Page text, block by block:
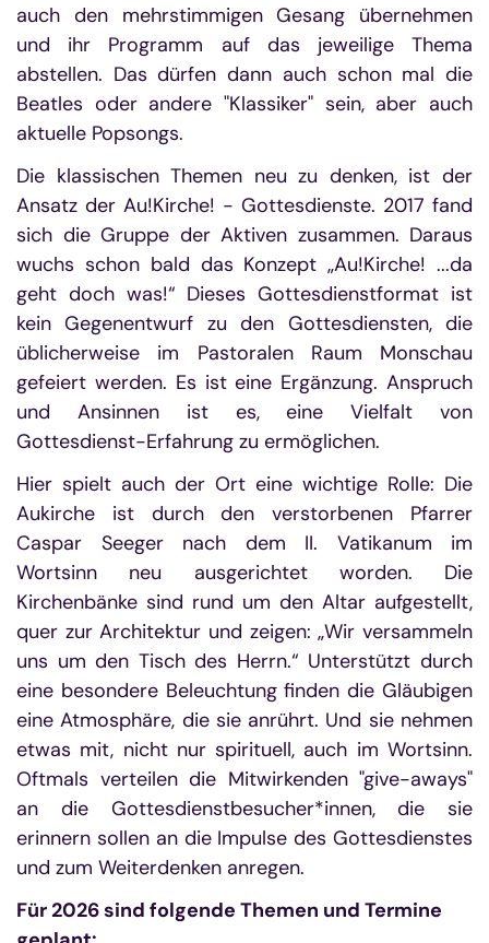
auch den mehrstimmigen Gesang übernehmen
und ihr Programm auf das jeweilige Thema
abstellen. Das dürfen dann auch schon mal die
Beatles oder andere "Klassiker" sein, aber auch
aktuelle Popsongs.
Die klassischen Themen neu zu denken, ist der
Ansatz der Au!Kirche! - Gottesdienste. 2017 fand
sich die Gruppe der Aktiven zusammen. Daraus
wuchs schon bald das Konzept „Au!Kirche! ...da
geht doch was!“ Dieses Gottesdienstformat ist
kein Gegenentwurf zu den Gottesdiensten, die
üblicherweise im Pastoralen Raum Monschau
gefeiert werden. Es ist eine Ergänzung. Anspruch
und Ansinnen ist es, eine Vielfalt von
Gottesdienst-Erfahrung zu ermöglichen.
Hier spielt auch der Ort eine wichtige Rolle: Die
Aukirche ist durch den verstorbenen Pfarrer
Caspar Seeger nach dem II. Vatikanum im
Wortsinn neu ausgerichtet worden. Die
Kirchenbänke sind rund um den Altar aufgestellt,
quer zur Architektur und zeigen: „Wir versammeln
uns um den Tisch des Herrn.“ Unterstützt durch
eine besondere Beleuchtung finden die Gläubigen
eine Atmosphäre, die sie anrührt. Und sie nehmen
etwas mit, nicht nur spirituell, auch im Wortsinn.
Oftmals verteilen die Mitwirkenden "give-aways"
an die Gottesdienstbesucher*innen, die sie
erinnern sollen an die Impulse des Gottesdienstes
und zum Weiterdenken anregen.
Für 2026 sind folgende Themen und Termine